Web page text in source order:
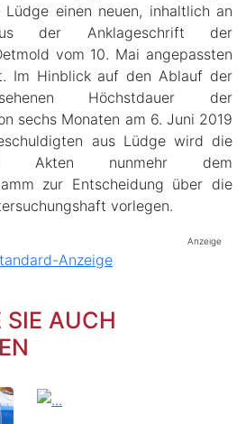
einen neuen, inhaltlich an
der Anklageschrift der
vom 10. Mai angepassten
Im Hinblick auf den Ablauf der
Höchstdauer der
sechs Monaten am 6. Juni 2019
aus Lüdge wird die
Akten nunmehr dem
zur Entscheidung über die
vorlegen.
Anzeige
SIE AUCH